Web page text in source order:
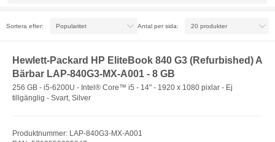
Sortera efter: Antal per sida:
Hewlett-Packard HP EliteBook 840 G3 (Refurbished) A
Bärbar LAP-840G3-MX-A001 - 8 GB
256 GB - i5-6200U - Intel® Core™ i5 - 14" - 1920 x 1080 pixlar - Ej
tillgänglig - Svart, Silver
Produktnummer: LAP-840G3-MX-A001